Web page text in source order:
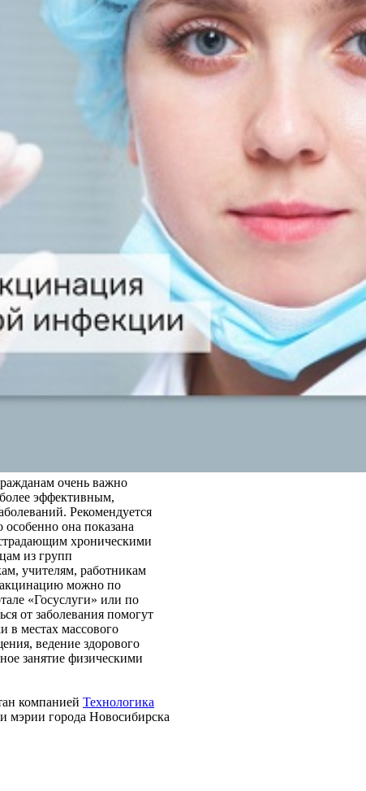
очень важно
эффективным,
Рекомендуется
она показана
хроническими
из групп
учителям, работникам
можно по
«Госуслуги» или по
от заболевания помогут
в местах массового
ведение здорового
занятие физическими
компанией Технологика
мэрии города Новосибирска